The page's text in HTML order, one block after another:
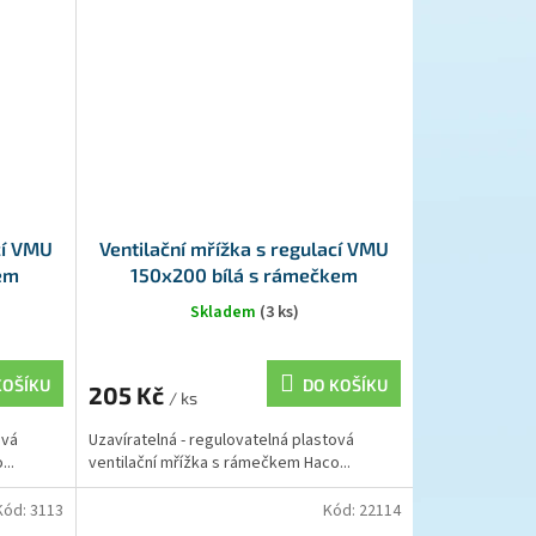
VMU
Ventilační mřížka s regulací VMU
150x200 bílá s rámečkem
Skladem (3 ks)
205 Kč / ks
DO KOŠÍKU
Uzavíratelná - regulovatelná plastová
ventilační mřížka s rámečkem Haco...
3113 Kód: 22114